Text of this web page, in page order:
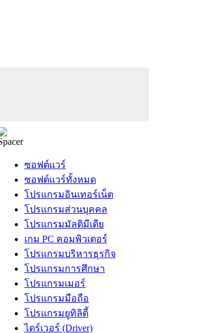
ซอฟต์แวร์
ซอฟต์แวร์ทั้งหมด
โปรแกรมอินเทอร์เน็ต
โปรแกรมส่วนบุคคล
โปรแกรมมัลติมีเดีย
เกม PC คอมพิวเตอร์
โปรแกรมบริหารธุรกิจ
โปรแกรมการศึกษา
โปรแกรมเมอร์
โปรแกรมมือถือ
โปรแกรมยูทิลิตี้
ไดร์เวอร์ (Driver)